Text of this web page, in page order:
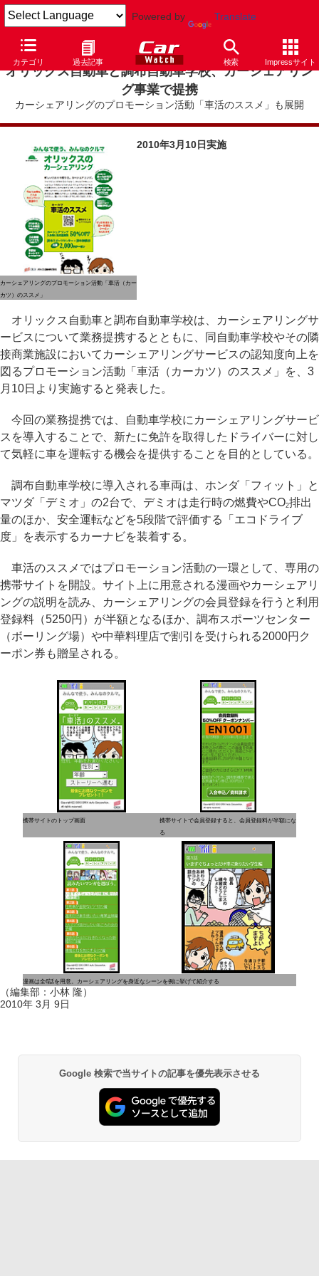
Powered by Translate
カテゴリ 過去記事 検索 Impressサイト
オリックス自動車と調布自動車学校、カーシェアリン
グ事業で提携
カーシェアリングのプロモーション活動「車活のススメ」も展開
カーシェアリングのプロモーション活動「車活（カー
カツ）のススメ」
2010年3月10日実施
オリックス自動車と調布自動車学校は、カーシェアリングサ
ービスについて業務提携するとともに、同自動車学校やその隣
接商業施設においてカーシェアリングサービスの認知度向上を
図るプロモーション活動「車活（カーカツ）のススメ」を、3
月10日より実施すると発表した。
今回の業務提携では、自動車学校にカーシェアリングサービ
スを導入することで、新たに免許を取得したドライバーに対し
て気軽に車を運転する機会を提供することを目的としている。
調布自動車学校に導入される車両は、ホンダ「フィット」と
マツダ「デミオ」の2台で、デミオは走行時の燃費やCO2排出
量のほか、安全運転などを5段階で評価する「エコドライブ
度」を表示するカーナビを装着する。
車活のススメではプロモーション活動の一環として、専用の
携帯サイトを開設。サイト上に用意される漫画やカーシェアリ
ングの説明を読み、カーシェアリングの会員登録を行うと利用
登録料（5250円）が半額となるほか、調布スポーツセンター
（ボーリング場）や中華料理店で割引を受けられる2000円ク
ーポン券も贈呈される。
携帯サイトのトップ画面
携帯サイトで会員登録すると、会員登録料が半額にな
る
漫画は全6話を用意。カーシェアリングを身近なシーンを例に挙げて紹介する
（編集部：小林 隆）
2010年 3月 9日
Google 検索で当サイトの記事を優先表示させる